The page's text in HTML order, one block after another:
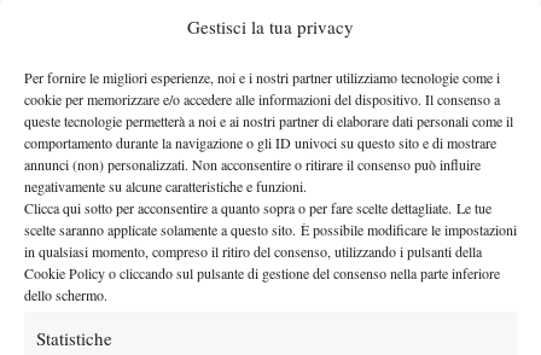
Gestisci la tua privacy
Per fornire le migliori esperienze, noi e i nostri partner utilizziamo tecnologie come i
cookie per memorizzare e/o accedere alle informazioni del dispositivo. Il consenso a
queste tecnologie permetterà a noi e ai nostri partner di elaborare dati personali come il
comportamento durante la navigazione o gli ID univoci su questo sito e di mostrare
annunci (non) personalizzati. Non acconsentire o ritirare il consenso può influire
negativamente su alcune caratteristiche e funzioni.
Clicca qui sotto per acconsentire a quanto sopra o per fare scelte dettagliate. Le tue
scelte saranno applicate solamente a questo sito. È possibile modificare le impostazioni
in qualsiasi momento, compreso il ritiro del consenso, utilizzando i pulsanti della
Cookie Policy o cliccando sul pulsante di gestione del consenso nella parte inferiore
dello schermo.
Statistiche
alternate, hanno deciso di conferirle una wild card, prontamente
che Nicole ha voluto mettere per annunciare il suo ritorno: un
cuore, simbolo di quell’amore, di quella passione per uno sport
che non poteva essersi spento con quel prematuro ritiro. Nicole
Vaidisova esplode nel 2005 quando, a soli 16 anni, riesce a
terminare l’anno tra le prime 20 del mondo grazie anche a tre
vittorie nel circuito maggiore a Seul, battendo Jelena Jankovic, a
Tokyo superando Tatiana Golovin e a Bangkok in una finale
thrilling contro Nadia Petrova. Nel 2006 diviene top ten, sogna e
fa sognare a Parigi fermandosi solo in semifinale contro la